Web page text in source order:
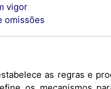
vigor
omissões
as regras e